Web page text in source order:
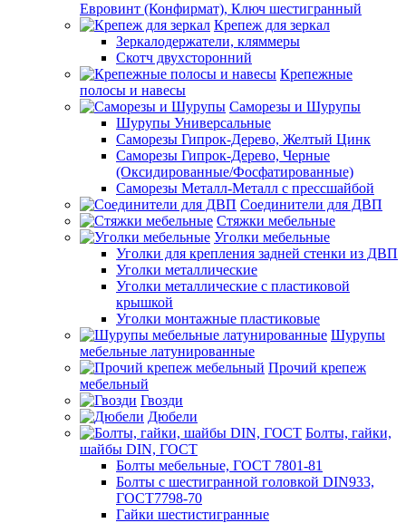
Евровинт (Конфирмат), Ключ шестигранный
Крепеж для зеркал
Зеркалодержатели, кляммеры
Скотч двухсторонний
Крепежные
полосы и навесы
Саморезы и Шурупы
Шурупы Универсальные
Саморезы Гипрок-Дерево, Желтый Цинк
Саморезы Гипрок-Дерево, Черные
(Оксидированные/Фосфатированные)
Саморезы Металл-Металл с прессшайбой
Соединители для ДВП
Стяжки мебельные
Уголки мебельные
Уголки для крепления задней стенки из ДВП
Уголки металлические
Уголки металлические с пластиковой
крышкой
Уголки монтажные пластиковые
Шурупы
мебельные латунированные
Прочий крепеж
мебельный
Гвозди
Дюбели
Болты, гайки,
шайбы DIN, ГОСТ
Болты мебельные, ГОСТ 7801-81
Болты с шестигранной головкой DIN933,
ГОСТ7798-70
Гайки шестистигранные